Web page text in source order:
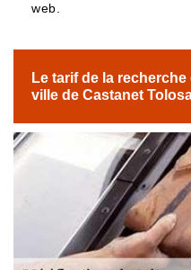
web.
Le tarif de la
ville de Castanet